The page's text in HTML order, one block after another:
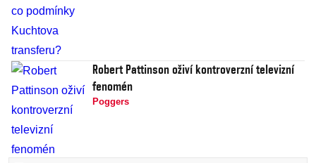
Robert Pattinson oživí kontroverzní televizní
fenomén
Poggers